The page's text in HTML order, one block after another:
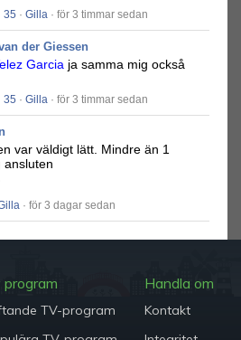
35 · Gilla · för 3 timmar sedan
der Giessen
Garcia ja samma mig också
35 · Gilla · för 3 timmar sedan
var väldigt lätt. Mindre än 1
ansluten
· för 3 dagar sedan
program
TV-program
Handla om
Kontakt